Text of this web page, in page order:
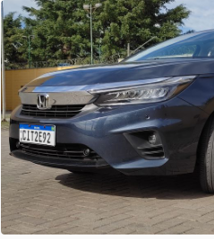
Confirmo que li, aceito e